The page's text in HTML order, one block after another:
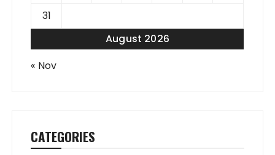
August 2026
31
« Nov
CATEGORIES